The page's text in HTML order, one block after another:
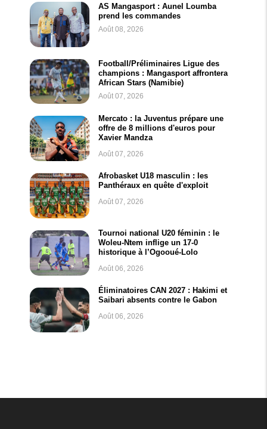
AS Mangasport : Aunel Loumba
prend les commandes
Août 08, 2026
Football/Préliminaires Ligue des
champions : Mangasport affrontera
African Stars (Namibie)
Août 07, 2026
Mercato : la Juventus prépare une
offre de 8 millions d'euros pour
Xavier Mandza
Août 07, 2026
Afrobasket U18 masculin : les
Panthéraux en quête d'exploit
Août 07, 2026
Tournoi national U20 féminin : le
Woleu-Ntem inflige un 17-0
historique à l’Ogooué-Lolo
Août 06, 2026
Éliminatoires CAN 2027 : Hakimi et
Saibari absents contre le Gabon
Août 06, 2026